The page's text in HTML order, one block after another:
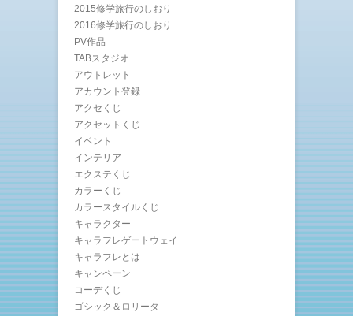
2015修学旅行のしおり
2016修学旅行のしおり
PV作品
TABスタジオ
アウトレット
アカウント登録
アクセくじ
アクセットくじ
イベント
インテリア
エクステくじ
カラーくじ
カラースタイルくじ
キャラクター
キャラフレゲートウェイ
キャラフレとは
キャンペーン
コーデくじ
ゴシック＆ロリータ